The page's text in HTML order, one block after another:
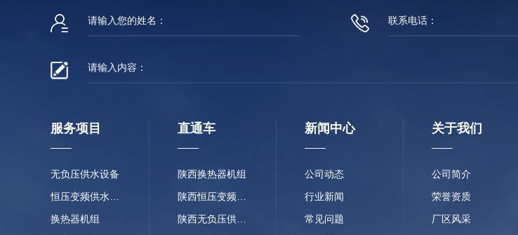
服务项目
无负压供水设备
恒压变频供水设备
换热器机组
直通车
陕西换热器机组
陕西恒压变频供水设备
陕西无负压供水设备
新闻中心
公司动态
行业新闻
常见问题
关于我们
公司简介
荣誉资质
厂区风采